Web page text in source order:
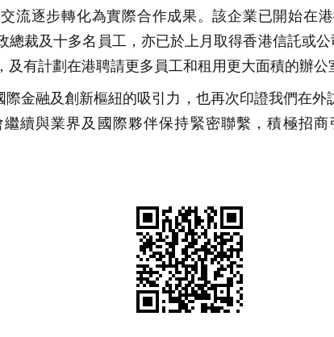
流逐步轉化為實際合作成果。該企業已開始在
總裁及十多名員工，亦已於上月取得香港信託或
及有計劃在港聘請更多員工和租用更大面積的辦公
金融及創新樞紐的吸引力，也再次印證我們在外
續與業界及國際夥伴保持緊密聯繫，積極招